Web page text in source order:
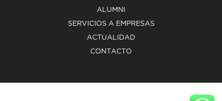
ALUMNI
SERVICIOS A EMPRESAS
ACTUALIDAD
CONTACTO